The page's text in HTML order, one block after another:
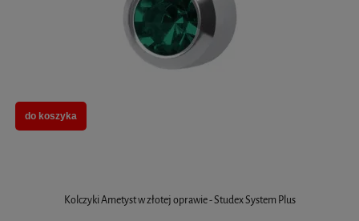
do koszyka
Kolczyki Ametyst w złotej oprawie - Studex System Plus